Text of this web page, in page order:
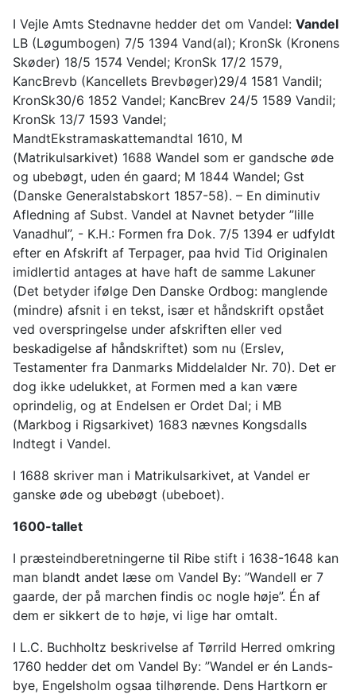
I Vejle Amts Stednavne hedder det om Vandel: Vandel
LB (Løgumbogen) 7/5 1394 Vand(al); KronSk (Kronens
Skøder) 18/5 1574 Vendel; KronSk 17/2 1579,
KancBrevb (Kancellets Brevbøger)29/4 1581 Vandil;
KronSk30/6 1852 Vandel; KancBrev 24/5 1589 Vandil;
KronSk 13/7 1593 Vandel;
MandtEkstramaskattemandtal 1610, M
(Matrikulsarkivet) 1688 Wandel som er gandsche øde
og ubebøgt, uden én gaard; M 1844 Wandel; Gst
(Danske Generalstabskort 1857-58). – En diminutiv
Afledning af Subst. Vandel at Navnet betyder ”lille
Vanadhul”, - K.H.: Formen fra Dok. 7/5 1394 er udfyldt
efter en Afskrift af Terpager, paa hvid Tid Originalen
imidlertid antages at have haft de samme Lakuner
(Det betyder ifølge Den Danske Ordbog: manglende
(mindre) afsnit i en tekst, især et håndskrift opstået
ved overspringelse under afskriften eller ved
beskadigelse af håndskriftet) som nu (Erslev,
Testamenter fra Danmarks Middelalder Nr. 70). Det er
dog ikke udelukket, at Formen med a kan være
oprindelig, og at Endelsen er Ordet Dal; i MB
(Markbog i Rigsarkivet) 1683 nævnes Kongsdalls
Indtegt i Vandel.
I 1688 skriver man i Matrikulsarkivet, at Vandel er
ganske øde og ubebøgt (ubeboet).
1600-tallet
I præsteindberetningerne til Ribe stift i 1638-1648 kan
man blandt andet læse om Vandel By: ”Wandell er 7
gaarde, der på marchen findis oc nogle høje”. Én af
dem er sikkert de to høje, vi lige har omtalt.
I L.C. Buchholtz beskrivelse af Tørrild Herred omkring
1760 hedder det om Vandel By: ”Wandel er én Lands-
bye, Engelsholm ogsaa tilhørende. Dens Hartkorn er